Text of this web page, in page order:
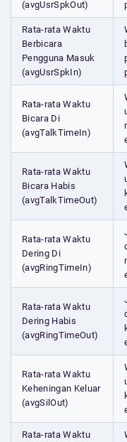
(avgUsrSpkOut)
Rata-rata Waktu
Berbicara
Pengguna Masuk
(avgUsrSpkIn)
Rata-rata Waktu
Bicara Di
(avgTalkTimeIn)
Rata-rata Waktu
Bicara Habis
(avgTalkTimeOut)
Rata-rata Waktu
Dering Di
(avgRingTimeIn)
Rata-rata Waktu
Dering Habis
(avgRingTimeOut)
Rata-rata Waktu
Keheningan Keluar
(avgSilOut)
Rata-rata Waktu